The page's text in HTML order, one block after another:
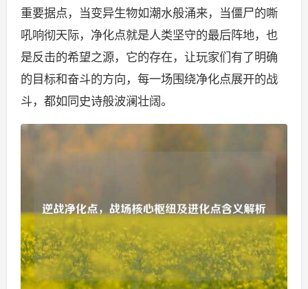
重要据点，当变异生物如潮水般涌来，当僵尸的嘶
吼响彻天际，净化点就是人类坚守的最后阵地，也
是反击的希望之源，它的存在，让玩家们有了明确
的目标和奋斗的方向，每一场围绕净化点展开的战
斗，都如同史诗般波澜壮阔。